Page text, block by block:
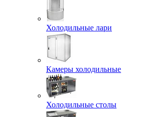
Холодильные лари
Камеры холодильные
Холодильные столы